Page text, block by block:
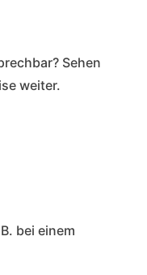
Sehen
weiter.
bei einem